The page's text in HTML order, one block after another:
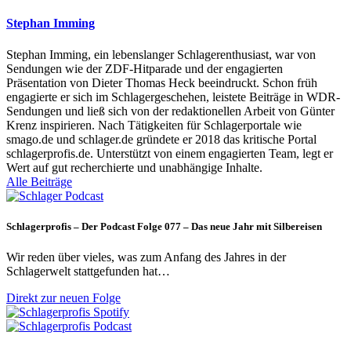
Stephan Imming
Stephan Imming, ein lebenslanger Schlagerenthusiast, war von
Sendungen wie der ZDF-Hitparade und der engagierten
Präsentation von Dieter Thomas Heck beeindruckt. Schon früh
engagierte er sich im Schlagergeschehen, leistete Beiträge in WDR-
Sendungen und ließ sich von der redaktionellen Arbeit von Günter
Krenz inspirieren. Nach Tätigkeiten für Schlagerportale wie
smago.de und schlager.de gründete er 2018 das kritische Portal
schlagerprofis.de. Unterstützt von einem engagierten Team, legt er
Wert auf gut recherchierte und unabhängige Inhalte.
Alle Beiträge
Schlagerprofis – Der Podcast Folge 077 – Das neue Jahr mit Silbereisen
Wir reden über vieles, was zum Anfang des Jahres in der
Schlagerwelt stattgefunden hat…
Direkt zur neuen Folge